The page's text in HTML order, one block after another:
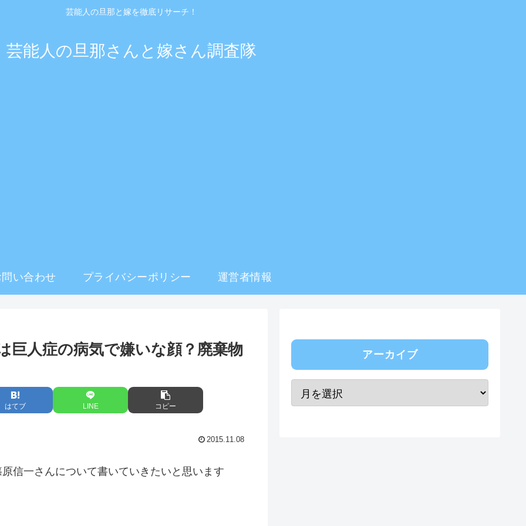
芸能人の旦那と嫁を徹底リサーチ！
芸能人の旦那さんと嫁さん調査隊
い合わせ プライバシーポリシー 運営者情報
巨人症の病気で嫌いな顔？廃棄物
はてブ LINE コピー
2015.11.08
信一さんについて書いていきたいと思います
アーカイブ